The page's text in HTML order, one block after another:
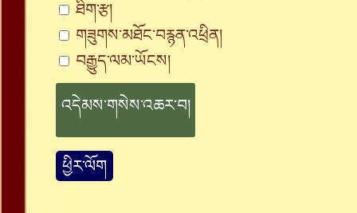
ཐིག་རྩ།
གཟུགས་མཐོང་བརྙན་འཕྲིན།
བརྒྱུད་ལམ་ཡོངས།
ཕྱིར་ལོག